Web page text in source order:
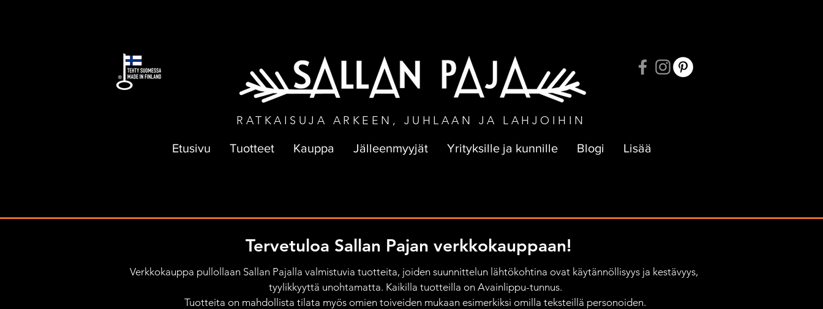
RATKAISUJA ARKEEN, JUHLAAN JA LAHJOIHIN
Etusivu Tuotteet Kauppa Jälleenmyyjät Yrityksille ja kunnille Blogi Lisää
Tervetuloa Sallan Pajan verkkokauppaan!
Verkkokauppa pullollaan Sallan Pajalla valmistuvia tuotteita, joiden suunnittelun lähtökohtina ovat käytännöllisyys ja kestävyys,
tyylikkyyttä unohtamatta. Kaikilla tuotteilla on Avainlippu-tunnus.
Tuotteita on mahdollista tilata myös omien toiveiden mukaan esimerkiksi omilla teksteillä personoiden.